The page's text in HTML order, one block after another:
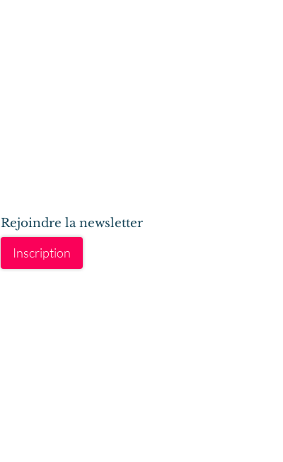
Rejoindre la newsletter
Inscription